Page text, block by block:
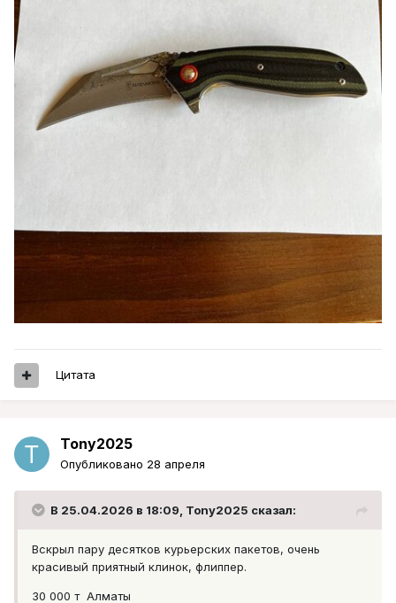
Цитата
Tony2025
Опубликовано 28 апреля
В 25.04.2026 в 18:09, Tony2025 сказал:
Вскрыл пару десятков курьерских пакетов, очень
красивый приятный клинок, флиппер.
30 000 т Алматы